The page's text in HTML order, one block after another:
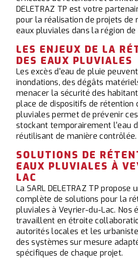
DELETRAZ TP est votre
pour la réalisation de projets de
eaux pluviales dans la région
LES ENJEUX DE LA
DES EAUX PLUVIALES
Les excès d'eau de pluie
inondations, des dégâts
menacer la sécurité des
place de dispositifs de rétention
pluviales permet de prévenir
stockant temporairement l'eau
réutilisant de manière contrôlée.
SOLUTIONS DE
EAUX PLUVIALES À
LAC
La SARL DELETRAZ TP propose
complète de solutions pour la
pluviales à Veyrier-du-Lac. Nos
travaillent en étroite
autorités locales et les
des systèmes sur mesure
spécifiques de chaque projet.